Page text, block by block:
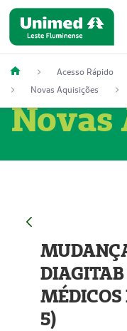
Acesso Rápido
Novas Aquisições
Novas
DIAGITAB
5)